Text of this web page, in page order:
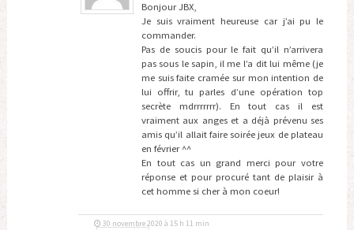
Bonjour JBX,
Je suis vraiment heureuse car j’ai pu le
commander.
Pas de soucis pour le fait qu’il n’arrivera
pas sous le sapin, il me l’a dit lui même (je
me suis faite cramée sur mon intention de
lui offrir, tu parles d’une opération top
secrète mdrrrrrrr). En tout cas il est
vraiment aux anges et a déjà prévenu ses
amis qu’il allait faire soirée jeux de plateau
en février ^^
En tout cas un grand merci pour votre
réponse et pour procuré tant de plaisir à
cet homme si cher à mon coeur!
30 novembre 2020 à 15 h 11 min